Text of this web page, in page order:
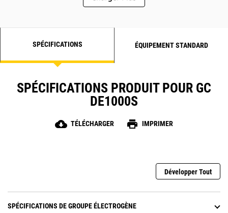
SPÉCIFICATIONS ÉQUIPEMENT STANDARD
SPÉCIFICATIONS PRODUIT POUR GC
DE1000S
cloud_download TÉLÉCHARGER print IMPRIMER
Développer Tout
SPÉCIFICATIONS DE GROUPE ÉLECTROGÈNE